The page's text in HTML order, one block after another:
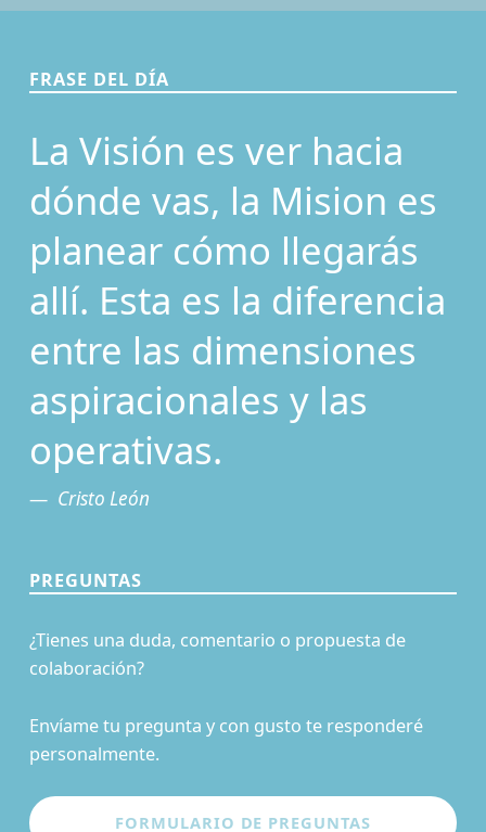
FRASE DEL DÍA
La Visión es ver hacia
dónde vas, la Mision es
planear cómo llegarás
allí. Esta es la diferencia
entre las dimensiones
aspiracionales y las
operativas.
Cristo León
PREGUNTAS
¿Tienes una duda, comentario o propuesta de
colaboración?
Envíame tu pregunta y con gusto te responderé
personalmente.